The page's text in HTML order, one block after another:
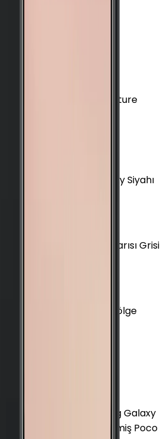
A2 Lite - 64 GB - Siyah
Note 8 - 32 GB - Nepture
Note 8 - 128 GB - Uzay Siyahı
9C - 128 GB - Gece Yarısı Grisi
Note 10S - 64 GB - Gölge
5G
Yenilenmiş Samsung Galaxy
Galaxy A33
Yenilenmiş Poco